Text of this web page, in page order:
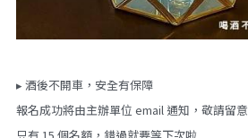
▸ 酒後不開車，安全有保障
報名成功將由主辦單位 email 通知，敬請留意
只有 15 個名額，錯過就要等下次啦